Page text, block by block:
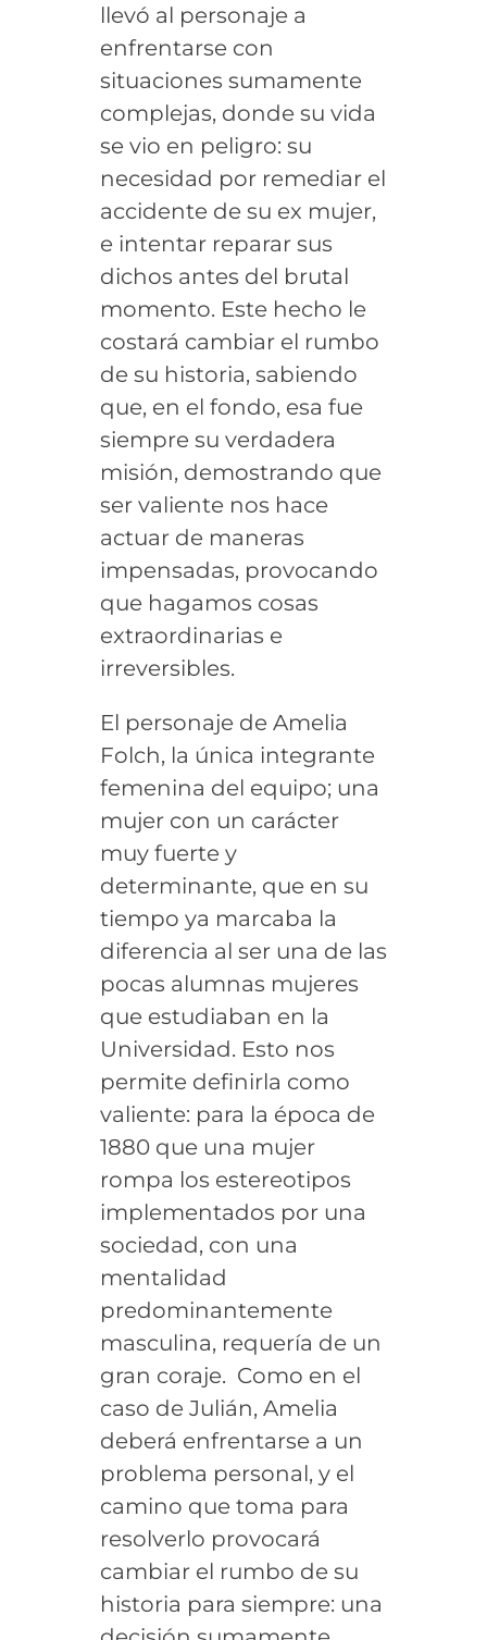
llevó al personaje a
enfrentarse con
situaciones sumamente
complejas, donde su vida
se vio en peligro: su
necesidad por remediar el
accidente de su ex mujer,
e intentar reparar sus
dichos antes del brutal
momento. Este hecho le
costará cambiar el rumbo
de su historia, sabiendo
que, en el fondo, esa fue
siempre su verdadera
misión, demostrando que
ser valiente nos hace
actuar de maneras
impensadas, provocando
que hagamos cosas
extraordinarias e
irreversibles.
El personaje de Amelia
Folch, la única integrante
femenina del equipo; una
mujer con un carácter
muy fuerte y
determinante, que en su
tiempo ya marcaba la
diferencia al ser una de las
pocas alumnas mujeres
que estudiaban en la
Universidad. Esto nos
permite definirla como
valiente: para la época de
1880 que una mujer
rompa los estereotipos
implementados por una
sociedad, con una
mentalidad
predominantemente
masculina, requería de un
gran coraje. Como en el
caso de Julián, Amelia
deberá enfrentarse a un
problema personal, y el
camino que toma para
resolverlo provocará
cambiar el rumbo de su
historia para siempre: una